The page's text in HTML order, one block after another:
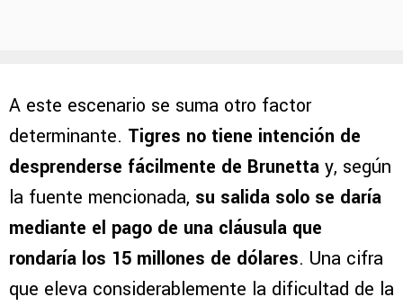
A este escenario se suma otro factor
determinante. Tigres no tiene intención de
desprenderse fácilmente de Brunetta y, según
la fuente mencionada, su salida solo se daría
mediante el pago de una cláusula que
rondaría los 15 millones de dólares. Una cifra
que eleva considerablemente la dificultad de la